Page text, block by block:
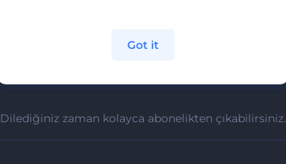
Dilediğiniz zaman kolayca abonelikten çıkabilirsiniz.
Got it